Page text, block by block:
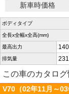
新車時価格
ボディタイプ
全長x全幅x全高(mm)
最高出力
排気量
この車のカタロ
V70（02年11月～